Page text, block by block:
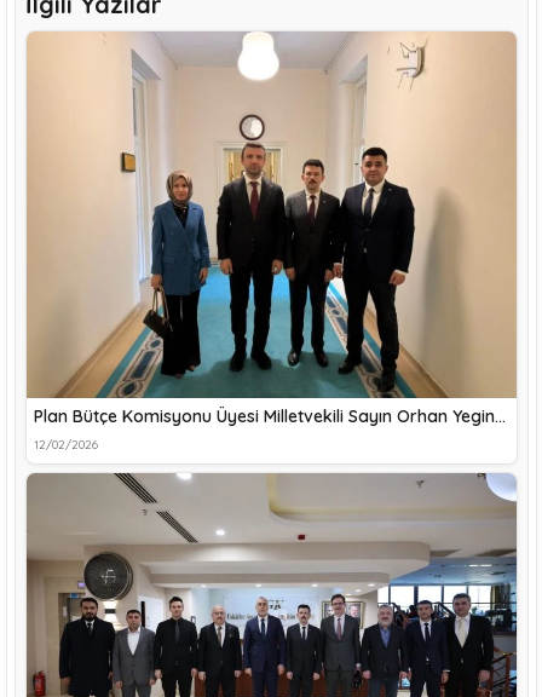
Plan Bütçe Komisyonu Üyesi Milletvekili Sayın Orhan Yegin…
12/02/2026